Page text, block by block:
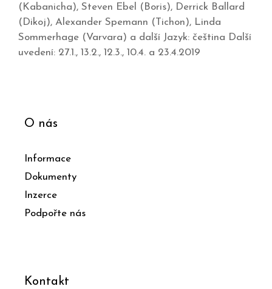
(Kabanicha), Steven Ebel (Boris), Derrick Ballard
(Dikoj), Alexander Spemann (Tichon), Linda
Sommerhage (Varvara) a další Jazyk: čeština Další
uvedení: 27.1., 13.2., 12.3., 10.4. a 23.4.2019
O nás
Informace
Dokumenty
Inzerce
Podpořte nás
Kontakt